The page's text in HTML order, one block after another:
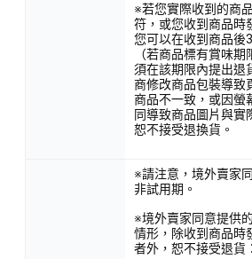
※若您實際收到的商
符，或您收到商品時
您可以在收到商品後
（若商品標有賞味
須在該期限內提出退
商修改商品包裝導致
商品不一致，或因螢
同導致商品圖片與實
恕不接受退換貨。
※請注意，境外賣家
非試用期。
※境外賣家同意提供
情形，除收到商品時
者外，恕不接受退貨：